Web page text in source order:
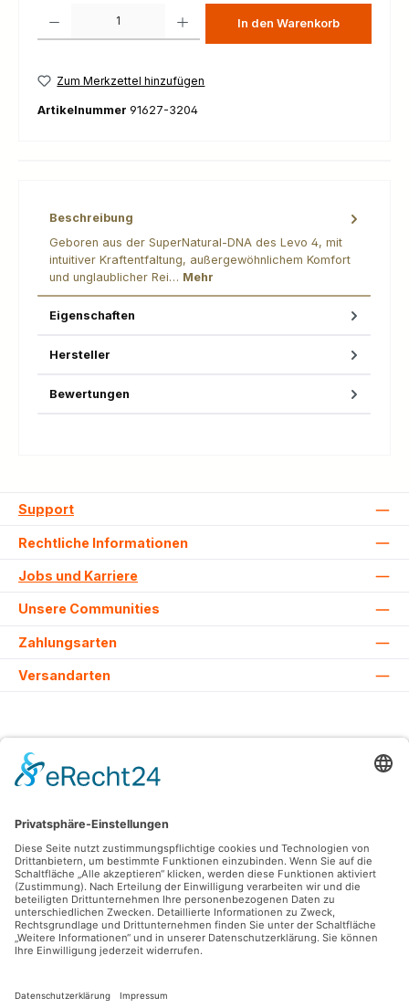
In den Warenkorb
Zum Merkzettel hinzufügen
Artikelnummer 91627-3204
Beschreibung
Geboren aus der SuperNatural-DNA des Levo 4, mit
intuitiver Kraftentfaltung, außergewöhnlichem Komfort
und unglaublicher Rei… Mehr
Eigenschaften
Hersteller
Bewertungen
Support
Rechtliche Informationen
Jobs und Karriere
Unsere Communities
Zahlungsarten
Versandarten
Alle Preise inkl. gesetzl. Mehrwertsteuer zzgl.
und ggf.
Nachnahmegebühren, wenn nicht anders angegeben.
© 2026 Lovehurts Bikes - Alle Rechte vorbehalten. Theme by